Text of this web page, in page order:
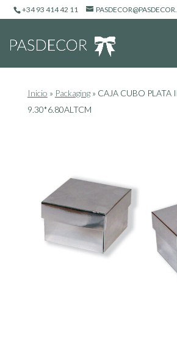
+34 93 414 42 11
Inicio » Packaging» CAJA CUBO PLATA
9.30*6.80ALTCM